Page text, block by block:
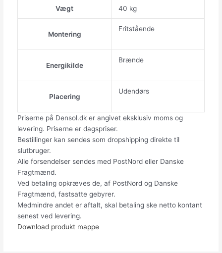
Vægt
40 kg
Montering
Fritstående
Energikilde
Brænde
Placering
Udendørs
Priserne på Densol.dk er angivet eksklusiv moms og
levering. Priserne er dagspriser.
Bestillinger kan sendes som dropshipping direkte til
slutbruger.
Alle forsendelser sendes med PostNord eller Danske
Fragtmænd.
Ved betaling opkræves de, af PostNord og Danske
Fragtmænd, fastsatte gebyrer.
Medmindre andet er aftalt, skal betaling ske netto kontant
senest ved levering.
Download produkt mappe